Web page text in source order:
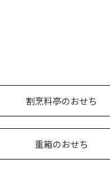
割烹料亭のおせち
重箱のおせち